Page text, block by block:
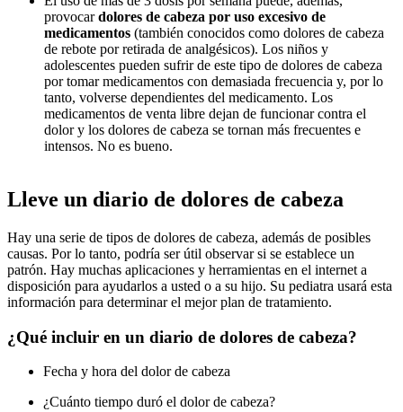
provocardolores de cabeza por uso excesivo de
medicamentos (también conocidos como dolores de cabeza
de rebote por retirada de analgésicos). Los niños y
adolescentes pueden sufrir de este tipo de dolores de cabeza
por tomar medicamentos con demasiada frecuencia y, por lo
tanto, volverse dependientes del medicamento. Los
medicamentos de venta libre dejan de funcionar contra el
dolor y los dolores de cabeza se tornan más frecuentes e
intensos. No es bueno.
Lleve un diario de dolores de cabeza
Hay una serie de tipos de dolores de cabeza, además de posibles
causas. Por lo tanto, podría ser útil observar si se establece un
patrón. Hay muchas aplicaciones y herramientas en el internet a
disposición para ayudarlos a usted o a su hijo. Su pediatra usará esta
información para determinar el mejor plan de tratamiento.
¿Qué incluir en un diario de dolores de cabeza?
Fecha y hora del dolor de cabeza
¿Cuánto tiempo duró el dolor de cabeza?